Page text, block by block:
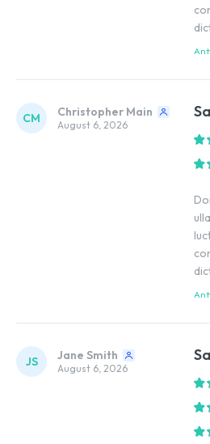
CM Christopher Main
August 6, 2026
JS Jane Smith
August 6, 2026